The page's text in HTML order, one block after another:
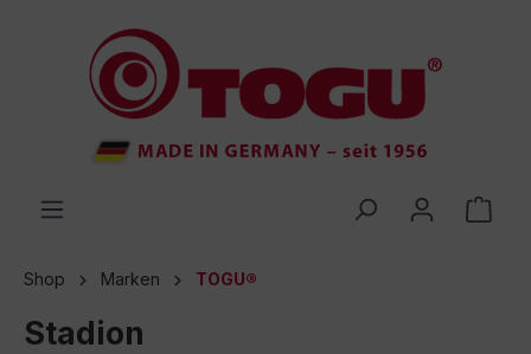
springen
Shop Marken TOGU®
Stadion